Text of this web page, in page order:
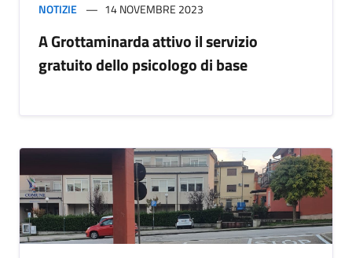
NOTIZIE 14 NOVEMBRE 2023
A Grottaminarda attivo il servizio
gratuito dello psicologo di base